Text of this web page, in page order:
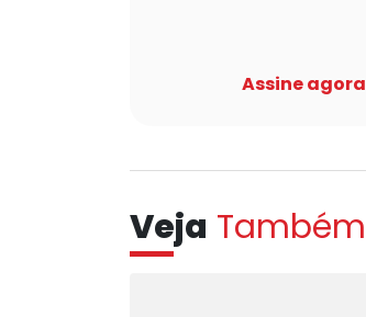
Assine agora
Veja Também